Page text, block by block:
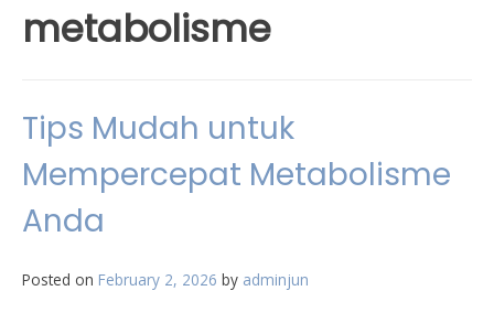
metabolisme
Tips Mudah untuk
Mempercepat Metabolisme
Anda
Posted on February 2, 2026 by adminjun